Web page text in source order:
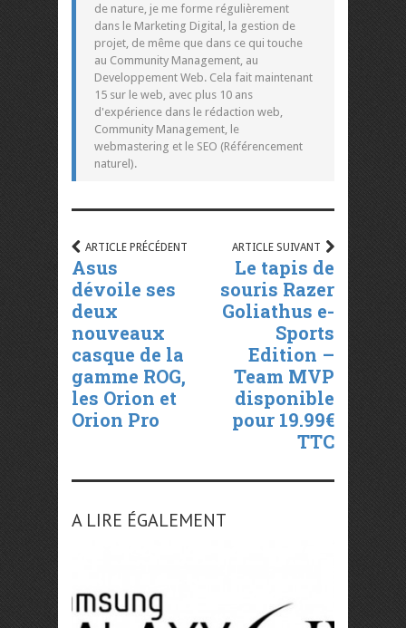
de nature, je me forme régulièrement
dans le Marketing Digital, la gestion de
projet, de même que dans ce qui touche
au Community Management, au
Developpement Web. Cela fait maintenant
15 sur le web, avec plus 10 ans
d'expérience dans le rédaction web,
Community Management, le
webmastering et le SEO (Référencement
naturel).
ARTICLE PRÉCÉDENT
Asus
dévoile ses
deux
nouveaux
casque de la
gamme ROG,
les Orion et
Orion Pro
ARTICLE SUIVANT
Le tapis de
souris Razer
Goliathus e-
Sports
Edition –
Team MVP
disponible
pour 19.99€
TTC
A LIRE ÉGALEMENT